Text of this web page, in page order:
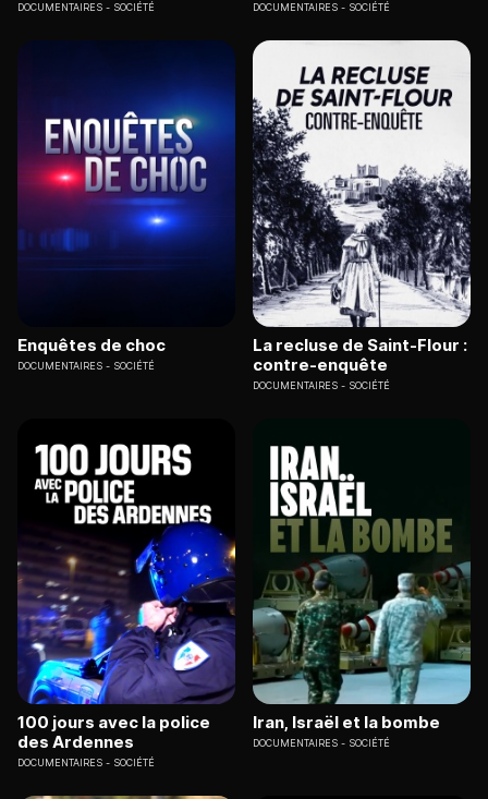
DOCUMENTAIRES SOCIÉTÉ DOCUMENTAIRES SOCIÉTÉ
Enquêtes de choc
DOCUMENTAIRES SOCIÉTÉ
La recluse de Saint-Flour :
contre-enquête
DOCUMENTAIRES SOCIÉTÉ
100 jours avec la police
des Ardennes
DOCUMENTAIRES SOCIÉTÉ
Iran, Israël et la bombe
DOCUMENTAIRES SOCIÉTÉ